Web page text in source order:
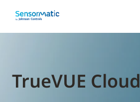
TrueVUE Cloud